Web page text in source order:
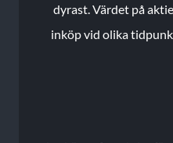
dyrast. Värdet på
inköp vid olika